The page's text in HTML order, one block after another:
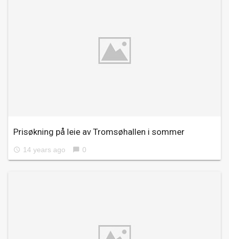
Prisøkning på leie av Tromsøhallen i sommer
access_time 14 years ago chat_bubble 0